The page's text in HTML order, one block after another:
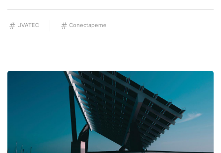
UVATEC Conectapeme